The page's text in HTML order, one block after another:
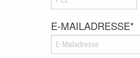
E-MAILADRESSE*